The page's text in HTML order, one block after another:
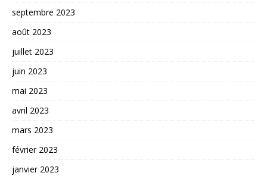
septembre 2023
août 2023
juillet 2023
juin 2023
mai 2023
avril 2023
mars 2023
février 2023
janvier 2023